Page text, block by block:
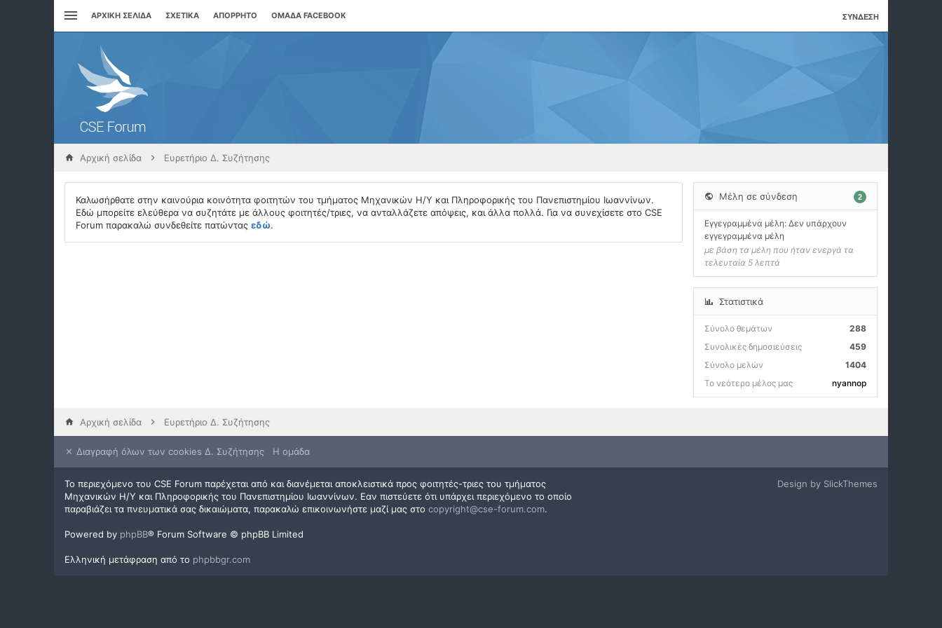
ΑΡΧΙΚΉ ΣΕΛΊΔΑ ΣΧΕΤΙΚΆ ΑΠΌΡΡΗΤΟ ΟΜΆΔΑ FACEBOOK ΣΎΝΔΕΣΗ
Αρχική σελίδα Ευρετήριο Δ. Συζήτησης
Καλωσήρθατε στην καινούρια κοινότητα φοιτητών του τμήματος Μηχανικών Η/Υ και Πληροφορικής του Πανεπιστημίου Ιωαννίνων.
Εδώ μπορείτε ελεύθερα να συζητάτε με άλλους φοιτητές/τριες, να ανταλλάζετε απόψεις, και άλλα πολλά. Για να συνεχίσετε στο CSE
Forum παρακαλώ συνδεθείτε πατώντας εδώ.
Μέλη σε σύνδεση 2
Εγγεγραμμένα μέλη: Δεν υπάρχουν
εγγεγραμμένα μέλη
με βάση τα μέλη που ήταν ενεργά τα
τελευταία 5 λεπτά
Στατιστικά
Σύνολο θεμάτων
288
Συνολικές δημοσιεύσεις
459
Σύνολο μελών
1404
Το νεότερο μέλος μας
nyannop
Αρχική σελίδα Ευρετήριο Δ. Συζήτησης
Διαγραφή όλων των cookies Δ. Συζήτησης Η ομάδα
Το περιεχόμενο του CSE Forum παρέχεται από και διανέμεται αποκλειστικά προς φοιτητές-τριες του τμήματος
Μηχανικών Η/Υ και Πληροφορικής του Πανεπιστημίου Ιωαννίνων. Εαν πιστεύετε ότι υπάρχει περιεχόμενο το οποίο
παραβιάζει τα πνευματικά σας δικαιώματα, παρακαλώ επικοινωνήστε μαζί μας στο copyright@cse-forum.com.
Powered by phpBB® Forum Software © phpBB Limited
Ελληνική μετάφραση από το phpbbgr.com
Design by SlickThemes